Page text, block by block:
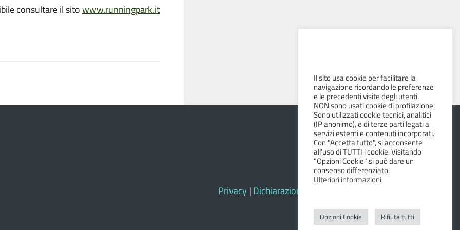
consultare il sito www.runningpark.it
Privacy | Dichiarazione di accessibilità e feedback
Il sito usa cookie per facilitare la
navigazione ricordando le preferenze
e le precedenti visite degli utenti.
NON sono usati cookie di profilazione.
Sono utilizzati cookie tecnici, analitici
(IP anonimo), e di terze parti legati a
servizi esterni e contenuti incorporati.
Con "Accetta tutto", si acconsente
all'uso di TUTTI i cookie. Visitando
"Opzioni Cookie" si può dare un
consenso differenziato.
Ulteriori informazioni
Opzioni Cookie Rifiuta tutti